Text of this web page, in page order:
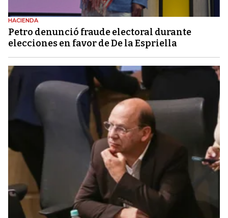
HACIENDA
Petro denunció fraude electoral durante
elecciones en favor de De la Espriella